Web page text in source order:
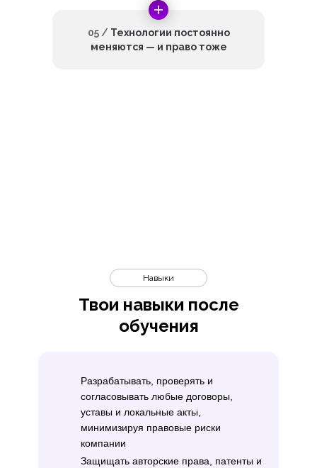
05 / Технологии постоянно
меняются — и право тоже
Твои навыки после
обучения
Навыки
Разрабатывать, проверять и
согласовывать любые договоры,
уставы и локальные акты,
минимизируя правовые риски
компании
Защищать авторские права, патенты и